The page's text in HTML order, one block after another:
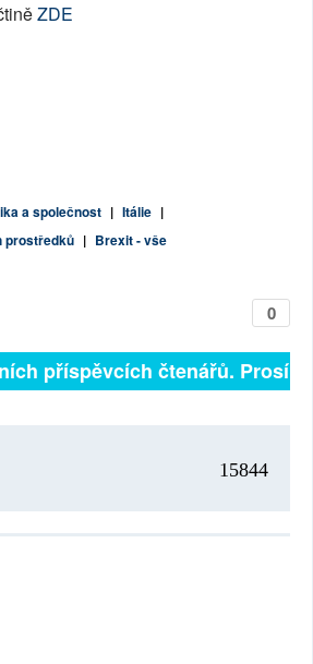
ZDE
a společnost | Itálie |
prostředků | Brexit - vše
0
příspěvcích čtenářů.
15844